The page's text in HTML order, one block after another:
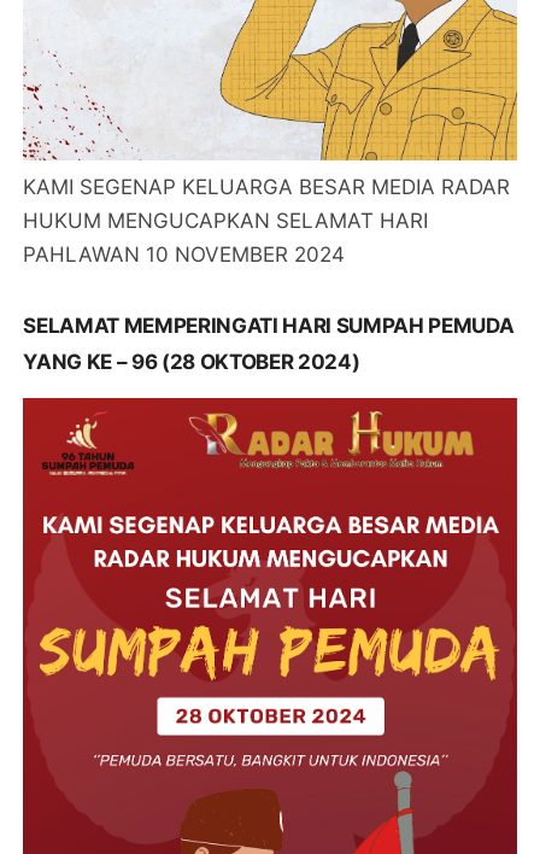
KAMI SEGENAP KELUARGA BESAR MEDIA RADAR
HUKUM MENGUCAPKAN SELAMAT HARI
PAHLAWAN 10 NOVEMBER 2024
SELAMAT MEMPERINGATI HARI SUMPAH PEMUDA
YANG KE – 96 (28 OKTOBER 2024)